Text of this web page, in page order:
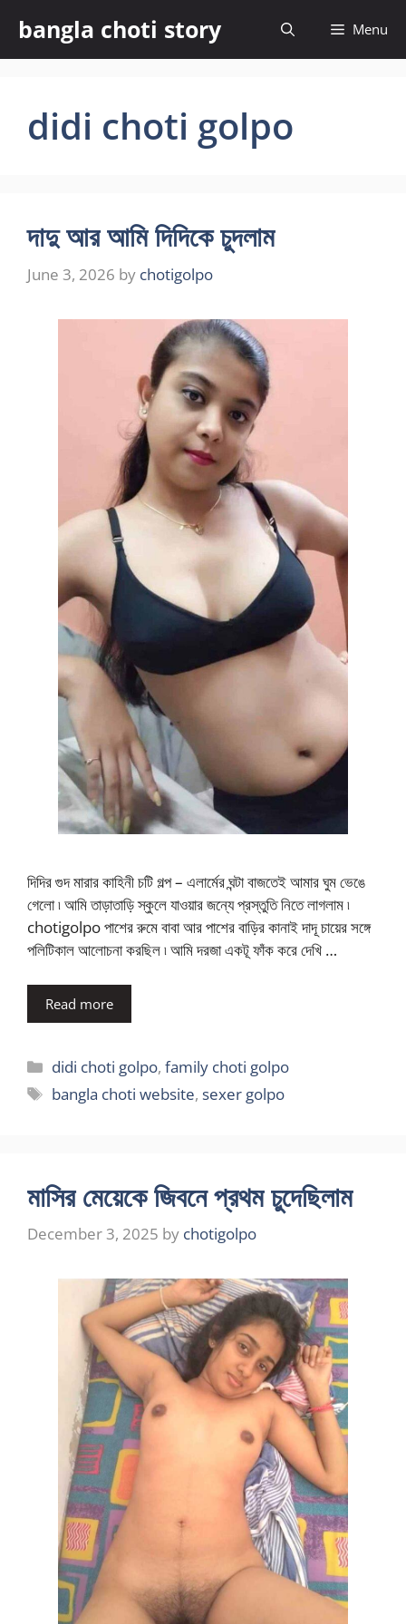
content
bangla choti story Menu
didi choti golpo
দাদু আর আমি দিদিকে চুদলাম
June 3, 2026 by chotigolpo
দিদির গুদ মারার কাহিনী চটি গল্প – এলার্মের ঘন্টা বাজতেই আমার ঘুম ভেঙে
গেলো ৷ আমি তাড়াতাড়ি স্কুলে যাওয়ার জন্যে প্রস্তুতি নিতে লাগলাম ৷
chotigolpo পাশের রুমে বাবা আর পাশের বাড়ির কানাই দাদূ চায়ের সঙ্গে
পলিটিকাল আলোচনা করছিল ৷ আমি দরজা একটূ ফাঁক করে দেখি …
Read more
Categories
didi choti golpo,family choti golpo
Tags
bangla choti website,sexer golpo
মাসির মেয়েকে জিবনে প্রথম চুদেছিলাম
December 3, 2025 by chotigolpo